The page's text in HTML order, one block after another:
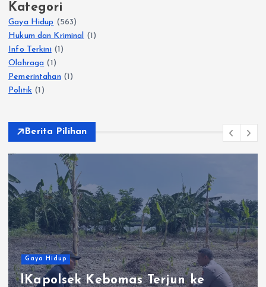
Kategori
Gaya Hidup (563)
Hukum dan Kriminal (1)
Info Terkini(1)
Olahraga (1)
Pemerintahan(1)
Politik (1)
Berita Pilihan
Terjun ke
Gaya Hidup